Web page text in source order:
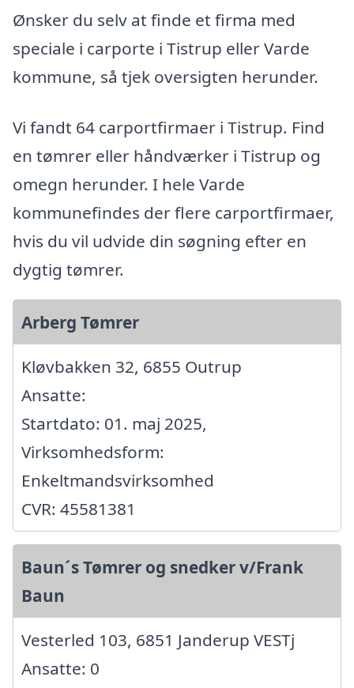
Ønsker du selv at finde et firma med
speciale i carporte i Tistrup eller Varde
kommune, så tjek oversigten herunder.
Vi fandt 64 carportfirmaer i Tistrup. Find
en tømrer eller håndværker i Tistrup og
omegn herunder. I hele Varde
kommunefindes der flere carportfirmaer,
hvis du vil udvide din søgning efter en
dygtig tømrer.
Arberg Tømrer
Kløvbakken 32, 6855 Outrup
Ansatte:
Startdato: 01. maj 2025,
Virksomhedsform:
Enkeltmandsvirksomhed
CVR: 45581381
Baun´s Tømrer og snedker v/Frank
Baun
Vesterled 103, 6851 Janderup VESTj
Ansatte: 0